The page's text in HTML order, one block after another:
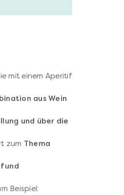
mit einem Aperitif
aus Wein
und über die
zum Thema
und
Beispiel: